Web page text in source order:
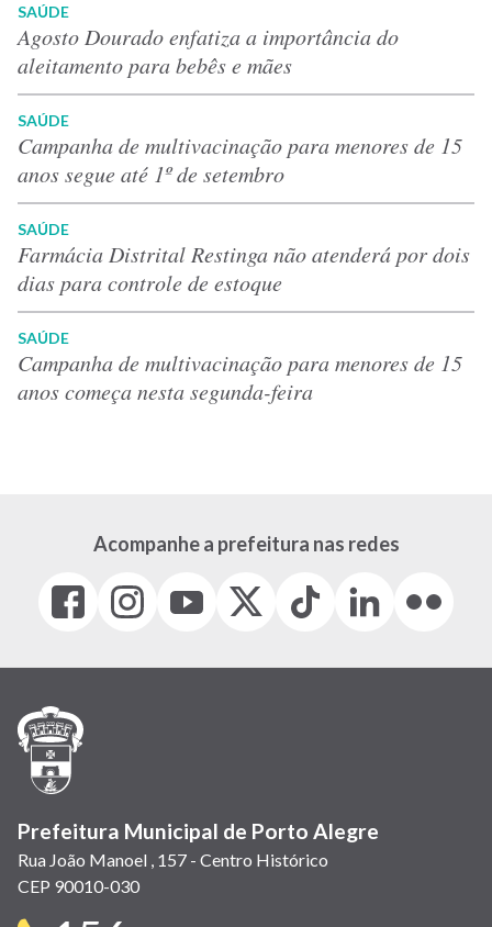
SAÚDE
Agosto Dourado enfatiza a importância do
aleitamento para bebês e mães
SAÚDE
Campanha de multivacinação para menores de 15
anos segue até 1º de setembro
SAÚDE
Farmácia Distrital Restinga não atenderá por dois
dias para controle de estoque
SAÚDE
Campanha de multivacinação para menores de 15
anos começa nesta segunda-feira
Acompanhe a prefeitura nas redes
Facebook
(link
em
janela)
Instagram
(link
em
(link
em
(Antigo
(link
Tiktok
(link
em
LinkedIn
(link
em
(link
em
Prefeitura Municipal de Porto Alegre
Rua João Manoel , 157 - Centro Histórico
CEP 90010-030